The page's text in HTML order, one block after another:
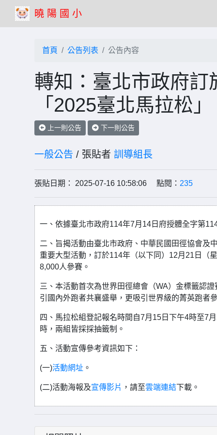
曉 陽 國 小
首頁 公告列表 公告內容
轉知：臺北市政府訂
「2025臺北馬拉松
上一則公告 下一則公告
一般公告 / 張貼者 訓導組長
張貼日期： 2025-07-16 10:58:06 點閱： 235
一、依據臺北市政府114年7月14日府授體全字第
二、旨揭活動由臺北市政府、中華民國田徑協會及
重要大型活動，訂於114年（以下同）12月21日（
8,000人參賽。
三、本活動首次為世界田徑總會（WA）金標籤認
引國內外跑者共襄盛舉，更吸引世界級的菁英跑者
四、馬拉松組登記報名時間自7月15日下午4時至7
時，兩組皆採採抽籤制。
五、活動宣傳參考資訊如下：
(一)活動網址 。
(二)活動海報及宣傳影片 ，請至雲端連結下載。